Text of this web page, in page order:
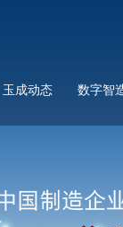
玉成动态 数字智